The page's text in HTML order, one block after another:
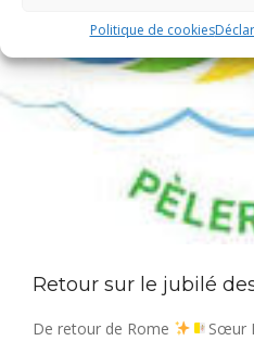
Politique de cookies
Retour sur le jubilé
De retour de Rome
Sœur